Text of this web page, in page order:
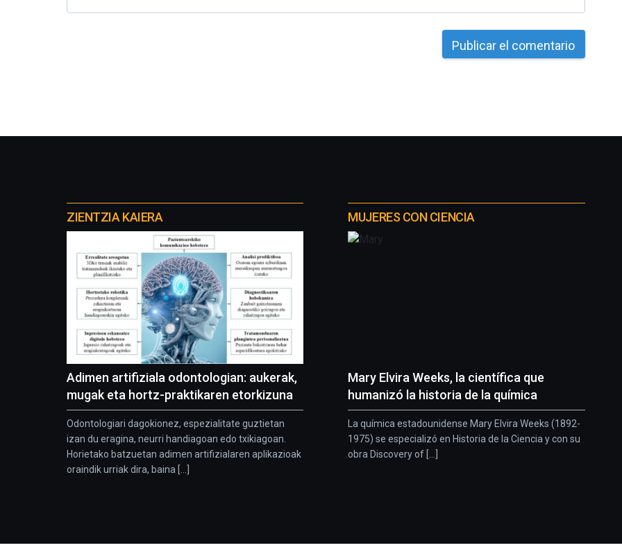
proyectos
ZIENTZIA KAIERA
Adimen artifiziala odontologian: aukerak,
mugak eta hortz-praktikaren etorkizuna
Odontologiari dagokionez, espezialitate guztietan
izan du eragina, neurri handiagoan edo txikiagoan.
Horietako batzuetan adimen artifizialaren aplikazioak
oraindik urriak dira, baina [...]
MUJERES CON CIENCIA
Mary Elvira Weeks, la científica que
humanizó la historia de la química
La química estadounidense Mary Elvira Weeks (1892-
1975) se especializó en Historia de la Ciencia y con su
obra Discovery of [...]